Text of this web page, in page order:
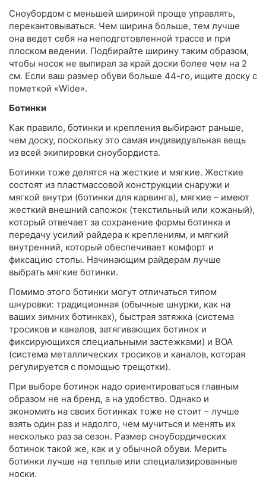
Сноубордом с меньшей шириной проще управлять,
перекантовываться. Чем ширина больше, тем лучше
она ведет себя на неподготовленной трассе и при
плоском ведении. Подбирайте ширину таким образом,
чтобы носок не выпирал за край доски более чем на 2
см. Если ваш размер обуви больше 44-го, ищите доску с
пометкой «Wide».
Ботинки
Как правило, ботинки и крепления выбирают раньше,
чем доску, поскольку это самая индивидуальная вещь
из всей экипировки сноубордиста.
Ботинки тоже делятся на жесткие и мягкие. Жесткие
состоят из пластмассовой конструкции снаружи и
мягкой внутри (ботинки для карвинга), мягкие – имеют
жесткий внешний сапожок (текстильный или кожаный),
который отвечает за сохранение формы ботинка и
передачу усилий райдера к креплениям, и мягкий
внутренний, который обеспечивает комфорт и
фиксацию стопы. Начинающим райдерам лучше
выбрать мягкие ботинки.
Помимо этого ботинки могут отличаться типом
шнуровки: традиционная (обычные шнурки, как на
ваших зимних ботинках), быстрая затяжка (система
тросиков и каналов, затягивающих ботинок и
фиксирующихся специальными застежками) и BOA
(система металлических тросиков и каналов, которая
регулируется с помощью трещотки).
При выборе ботинок надо ориентироваться главным
образом не на бренд, а на удобство. Однако и
экономить на своих ботинках тоже не стоит – лучше
взять один раз и надолго, чем мучиться и менять их
несколько раз за сезон. Размер сноубордических
ботинок такой же, как и у обычной обуви. Мерить
ботинки лучше на теплые или специализированные
носки.